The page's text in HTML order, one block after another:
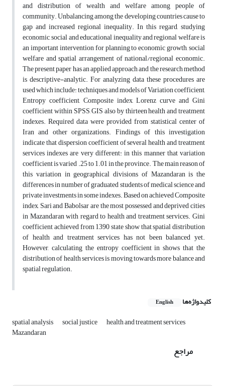
and distribution of wealth and welfare among people of
community. Unbalancing among the developing countries cause to
gap and increased regional inequality. In this regard, studying
economic, social and educational inequality and regional welfare is
an important intervention for planning to economic growth, social
welfare and spatial arrangement of national/regional economic.
The present paper has an applied approach and the research method
is descriptive-analytic. For analyzing data these procedures are
used which include: techniques and models of Variation coefficient,
Entropy coefficient, Composite index, Lorenz curve and Gini
coefficient within SPSS, GIS also by thirteen health and treatment
indexes. Required data were provided from statistical center of
Iran and other organizations. Findings of this investigation
indicate that dispersion coefficient of several health and treatment
services indexes are very different: in this manner that variation
coefficient is varied .25 to 1.01 in the province. The main reason of
this variation in geographical divisions of Mazandaran is the
differences in number of graduated students of medical science and
private investments in some indexes. Based on achieved Composite
index, Sari and Babolsar are the most possessed and deprived cities
in Mazandaran with regard to health and treatment services. Gini
coefficient achieved from 1390 state show that spatial distribution
of health and treatment services has not been balanced yet.
However, calculating the entropy coefficient in shows that the
distribution of health services is moving towards more balance and
spatial regulation.
کلیدواژه‌ها English
spatial analysis social justice health and treatment services
Mazandaran
مراجع